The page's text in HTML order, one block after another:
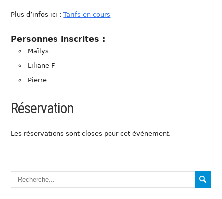
Plus d’infos ici :Tarifs en cours
Personnes inscrites :
Maïlys
Liliane F
Pierre
Réservation
Les réservations sont closes pour cet évènement.